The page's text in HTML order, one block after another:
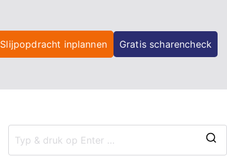
Slijpopdracht inplannen Gratis scharencheck